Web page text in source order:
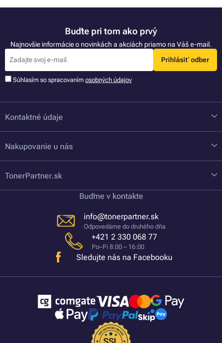
Buďte pri tom ako prvý
Najnovšie informácie o novinkách a akciách priamo na Váš e-mail.
Prihlásiť odber
Súhlasím so spracovaním osobných údajov
Kontaktné údaje
Nakupovanie u nás
TonerPartner.sk
Buďme v kontakte
info@tonerpartner.sk
Odpovedáme do druhého dňa
+421 2 330 068 77
Po–Pi 8:00 – 16:00
Sledujte nás na Facebooku